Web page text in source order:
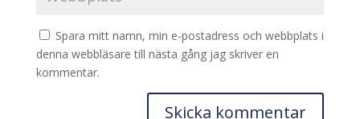
Spara mitt namn, min e-postadress och webbplats i
denna webbläsare till nästa gång jag skriver en
kommentar.